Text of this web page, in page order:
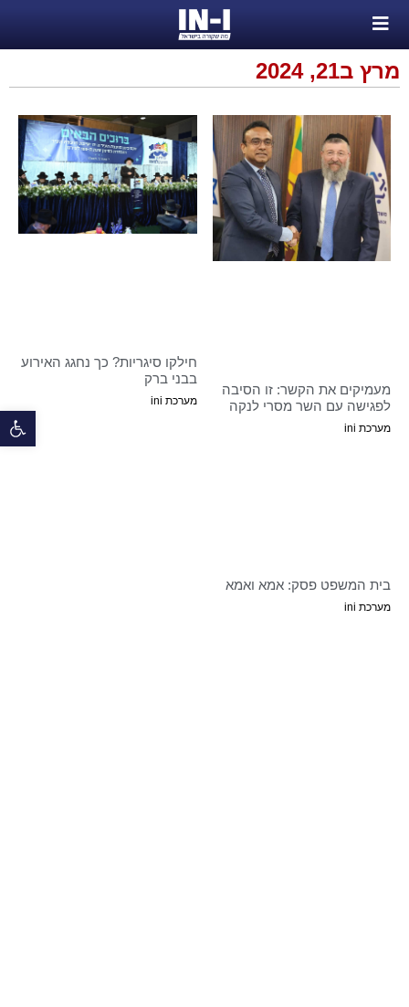
מרץ ב21, 2024
מעמיקים את הקשר: זו הסיבה
לפגישה עם השר מסרי לנקה
מערכת ini
חילקו סיגריות? כך נחגג האירוע
בבני ברק
מערכת ini
בית המשפט פסק: אמא ואמא
מערכת ini